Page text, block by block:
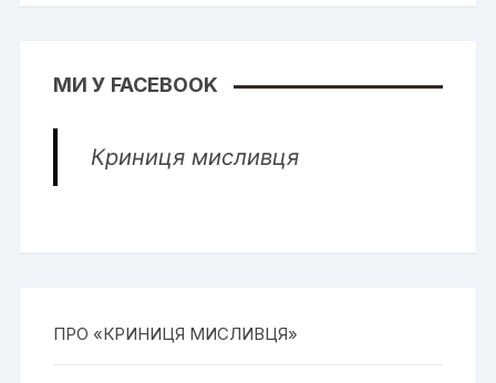
МИ У FACEBOOK
Криниця мисливця
ПРО «КРИНИЦЯ МИСЛИВЦЯ»